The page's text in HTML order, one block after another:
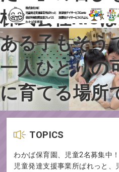
株式会社KIC
ある子もそう
一人ひとりの
に育てる場所
TOPICS
わかば保育園、児童2名募集中
児童発達支援事業所ぱれっと